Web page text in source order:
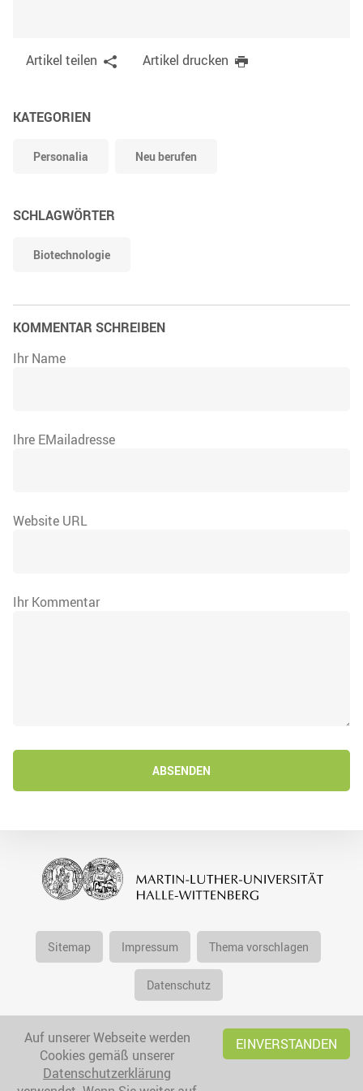
Artikel teilen Artikel drucken
KATEGORIEN
Personalia Neu berufen
SCHLAGWÖRTER
Biotechnologie
KOMMENTAR SCHREIBEN
Ihr Name
Ihre EMailadresse
Website URL
Ihr Kommentar
ABSENDEN
Sitemap Impressum Thema vorschlagen
Datenschutz
Auf unserer Webseite werden
Cookies gemäß unserer
Datenschutzerklärung
EINVERSTANDEN